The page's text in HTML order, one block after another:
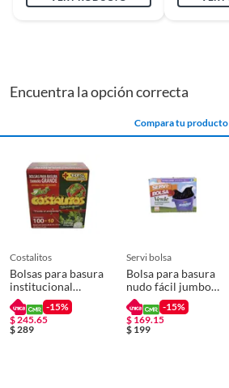
Encuentra la opción correcta
Compara tu producto
costalitos
Bolsas para basura
institucional
grandes
-15%
$245.65
$ 289
servi bolsa
Bolsa para basura
nudo fácil jumbo
plus
-15%
$169.15
$ 199